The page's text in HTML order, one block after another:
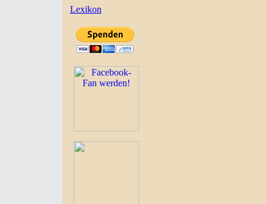
Lexikon